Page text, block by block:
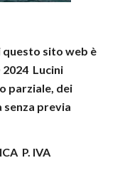
questo sito web è
4 Lucini
parziale, dei
previa
P. IVA